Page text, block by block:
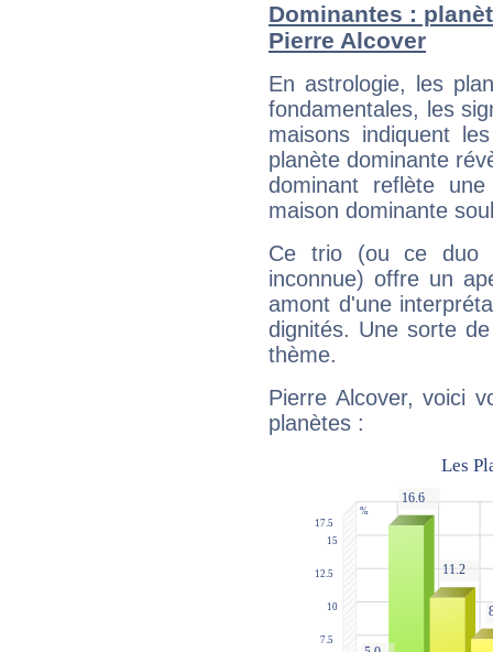
Dominantes :
Pierre Alcover
En astrologie, les
fondamentales, les
maisons indiquent
planète dominante
dominant reflète
maison dominante
Ce trio (ou ce duo
inconnue) offre un
amont d'une
dignités. Une sorte
thème.
Pierre Alcover, voici
planètes :